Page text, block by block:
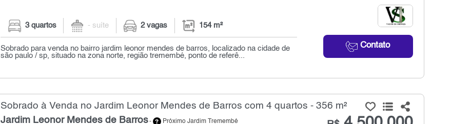
Contato
3 quartos - suíte 2 vagas 154 m²
Sobrado para venda no bairro jardim leonor mendes de barros, localizado na cidade de
são paulo / sp, situado na zona norte, região tremembé, ponto de referê...
Sobrado à Venda no Jardim Leonor Mendes de Barros com 4 quartos - 356 m²
Jardim Leonor Mendes de Barros- Próximo Jardim Tremembé